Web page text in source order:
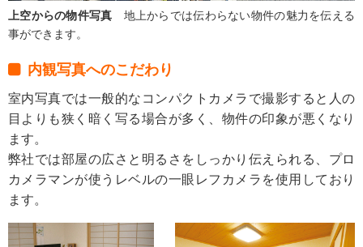
上空からの物件写真
地上からでは伝わらない物件の魅力を伝える
事ができます。
内観写真へのこだわり
室内写真では一般的なコンパクトカメラで撮影すると人の
目よりも狭く暗く写る場合が多く、物件の印象が悪くなり
ます。
弊社では部屋の広さと明るさをしっかり伝えられる、プロ
カメラマンが使うレベルの一眼レフカメラを使用しており
ます。